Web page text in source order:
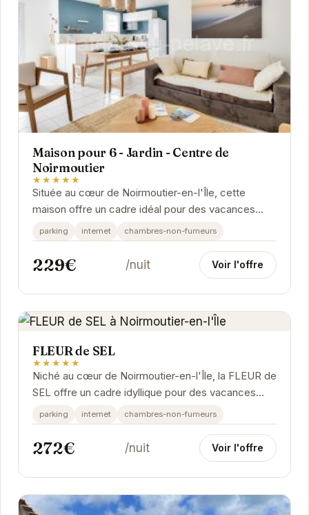
Maison pour 6 - Jardin - Centre de
Noirmoutier
★★★★★
Située au cœur de Noirmoutier-en-l'Île, cette
maison offre un cadre idéal pour des vacances
reposantes. Le jardin privé est parfait pour les...
parking internet chambres-non-fumeurs
229€ /nuit Voir l'offre
FLEUR de SEL
★★★★★
Niché au cœur de Noirmoutier-en-l'Île, la FLEUR de
SEL offre un cadre idyllique pour des vacances
relaxantes. Ses prestations de qualité et son...
parking internet chambres-non-fumeurs
272€ /nuit Voir l'offre